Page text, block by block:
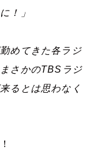
！」
めてきた各ラジ
さかのTBS ラジ
るとは思わなく